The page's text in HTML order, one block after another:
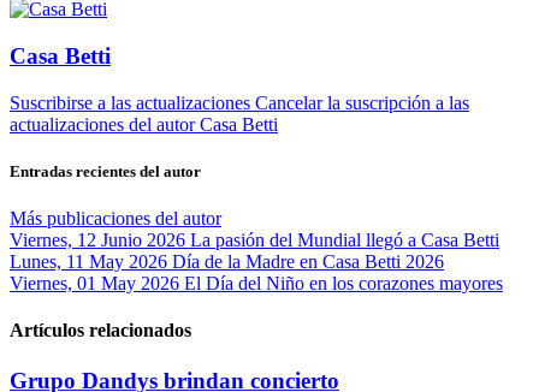
Casa Betti
Suscribirse a las actualizaciones Cancelar la suscripción a las
actualizaciones del autor Casa Betti
Entradas recientes del autor
Más publicaciones del autor
Viernes, 12 Junio 2026 La pasión del Mundial llegó a Casa Betti
Lunes, 11 May 2026 Día de la Madre en Casa Betti 2026
Viernes, 01 May 2026 El Día del Niño en los corazones mayores
Artículos relacionados
Grupo Dandys brindan concierto